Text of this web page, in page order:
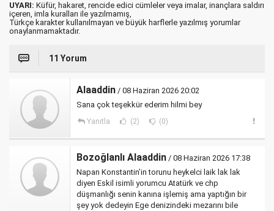
UYARI: Küfür, hakaret, rencide edici cümleler veya imalar, inançlara saldırı
içeren, imla kuralları ile yazılmamış,
Türkçe karakter kullanılmayan ve büyük harflerle yazılmış yorumlar
onaylanmamaktadır.
11 Yorum
Alaaddin / 08 Haziran 2026 20:02
Sana çok teşekkür ederim hilmi bey
Yanıtla (2) (0)
Bozoğlanlı Alaaddin / 08 Haziran 2026 17:38
Napan Konstantin’in torunu heykelci laik lak lak
diyen Eskil isimli yorumcu Atatürk ve chp
düşmanlığı senin kanına işlemiş ama yaptığın bir
şey yok dedeyin Ege denizindeki mezarını bile